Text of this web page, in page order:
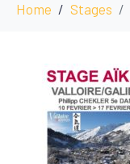
Home Stages